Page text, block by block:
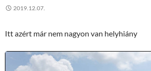
2019.12.07.
Itt azért már nem nagyon van helyhiány